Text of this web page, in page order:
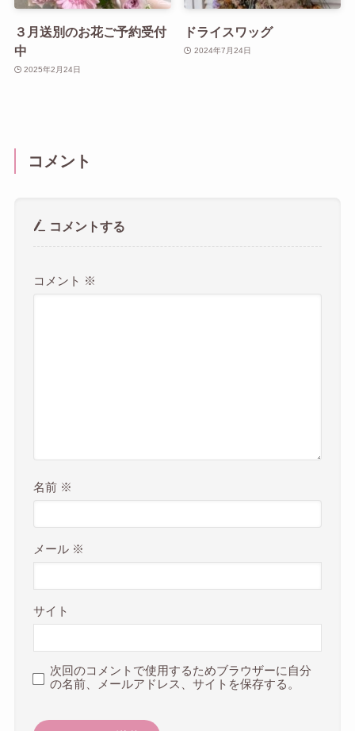
３月送別のお花ご予約受付
中
2025年2月24日
ドライスワッグ
2024年7月24日
コメント
コメントする
コメント ※
名前 ※
メール ※
サイト
次回のコメントで使用するためブラウザーに自分
の名前、メールアドレス、サイトを保存する。